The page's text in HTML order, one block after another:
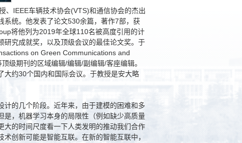
、IEEE车辆技术协会(VTS)和通信协会的杰出
系统。他发表了论文530余篇，著作7部，获
将他列为2019年全球110名被高度引用的计
究成就奖，以及顶级会议的最佳论文奖。于
on Green Communications and
级期刊的区域编辑/编辑/副编辑/客座编辑。
大约30个国内和国际会议。于教授是安大略
的几个阶段。近年来，由于建模的困难和多
，机器学习本身的局限性（例如缺少高质量
大的时间尺度看一下人类发明的推动我们合作
创新可能是智能互联。在新的智能互联中，